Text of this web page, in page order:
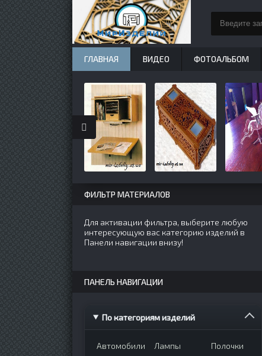
ФИЛЬТР МАТЕРИАЛОВ
Для активации фильтра, выберите любую
интересующую вас категорию изделий в
Панели навигации внизу!
ПАНЕЛЬ НАВИГАЦИИ
По категориям изделий
Автомобили
Лампы
Полочки
ГЛАВНАЯ ВИДЕО ФОТОАЛЬБОМ